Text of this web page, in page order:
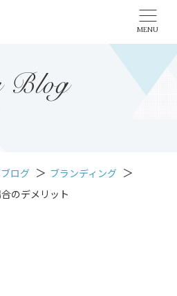
MENU
Blog
ログ
ブランディング
のデメリット